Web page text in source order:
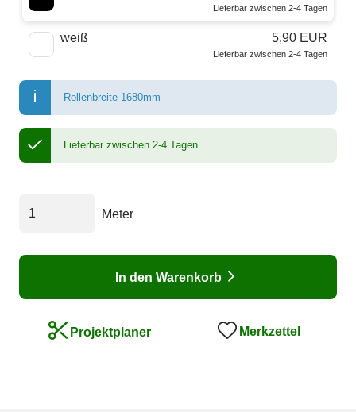
Lieferbar zwischen 2-4 Tagen
weiß 5,90 EUR
Lieferbar zwischen 2-4 Tagen
Rollenbreite 1680mm
Lieferbar zwischen 2-4 Tagen
Meter
In den Warenkorb
Projektplaner Merkzettel